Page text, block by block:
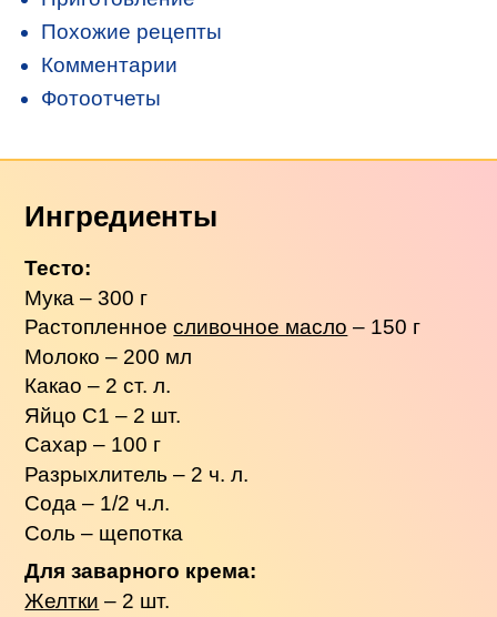
Похожие рецепты
Комментарии
Фотоотчеты
Ингредиенты
Тесто:
Мука – 300 г
Растопленноесливочное масло – 150 г
Молоко – 200 мл
Какао – 2 ст. л.
Яйцо С1 – 2 шт.
Сахар – 100 г
Разрыхлитель – 2 ч. л.
Сода – 1/2 ч.л.
Соль – щепотка
Для заварного крема:
Желтки – 2 шт.